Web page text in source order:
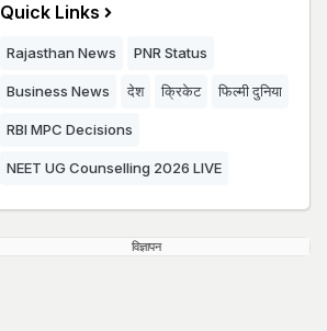
Quick Links
Rajasthan News PNR Status
Business News देश क्रिकेट फिल्मी दुनिया
RBI MPC Decisions
NEET UG Counselling 2026 LIVE
विज्ञापन